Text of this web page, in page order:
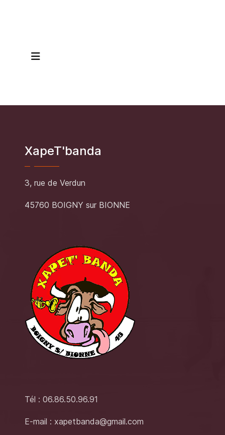
XapeT'banda
3, rue de Verdun
45760 BOIGNY sur BIONNE
Tél : 06.86.50.96.91
E-mail : xapetbanda@gmail.com